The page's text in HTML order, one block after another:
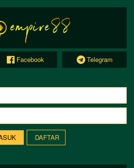
Facebook Telegram
DAFTAR